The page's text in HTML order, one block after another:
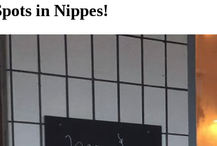
in Nippes!